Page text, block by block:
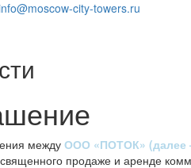
city-towers.ru
между ООО «ПОТОК» (далее
продаже и аренде